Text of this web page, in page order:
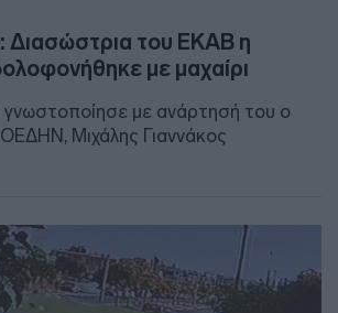
Διασώστρια του ΕΚΑΒ η
με μαχαίρι
γνωστοποίησε με ανάρτησή του ο
Μιχάλης Γιαννάκος